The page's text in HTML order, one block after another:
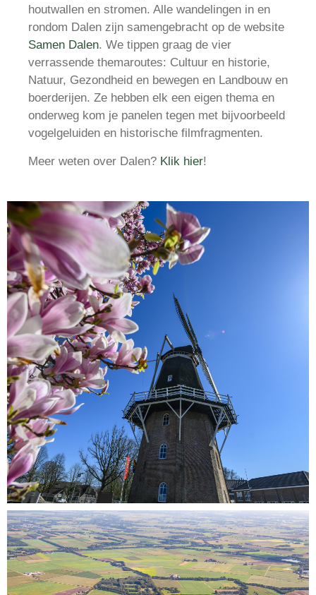
houtwallen en stromen. Alle wandelingen in en
rondom Dalen zijn samengebracht op de website
Samen Dalen. We tippen graag de vier
verrassende themaroutes: Cultuur en historie,
Natuur, Gezondheid en bewegen en Landbouw en
boerderijen. Ze hebben elk een eigen thema en
onderweg kom je panelen tegen met bijvoorbeeld
vogelgeluiden en historische filmfragmenten.
Meer weten over Dalen? Klik hier!